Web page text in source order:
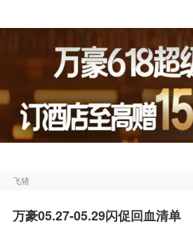
飞猪
万豪05.27-05.29闪促回血清单